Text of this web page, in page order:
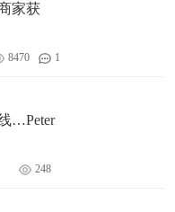
家获
8470 1
…Peter
248